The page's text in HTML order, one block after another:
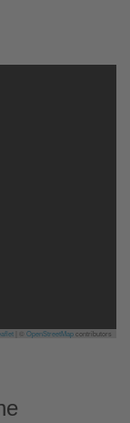
OpenStreetMapcontributors